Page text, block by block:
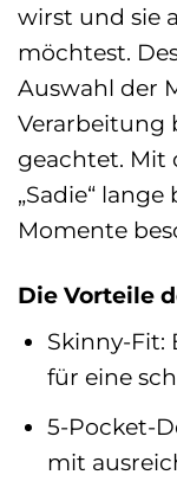
wirst und sie
möchtest.
Auswahl der
Verarbeitung
geachtet. Mit
„Sadie“
Momente
Die Vorteile
Skinny-Fit:
für eine
5-Pocket-
mit